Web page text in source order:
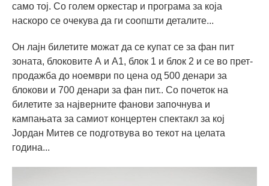
само тој. Со голем оркестар и програма за која
наскоро се очекува да ги соопшти деталите...
Он лајн билетите можат да се купат се за фан пит
зоната, блоковите А и А1, блок 1 и блок 2 и се во прет-
продажба до ноември по цена од 500 денари за
блокови и 700 денари за фан пит.. Со почеток на
билетите за најверните фанови започнува и
кампањата за самиот концертен спектакл за кој
Јордан Митев се подготвува во текот на целата
година...